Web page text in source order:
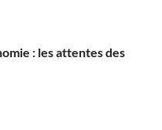
: les attentes des